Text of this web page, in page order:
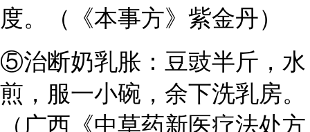
度。（《本事方》紫金丹）
⑤治断奶乳胀：豆豉半斤，水
煎，服一小碗，余下洗乳房。
（广西《中草药新医疗法处方